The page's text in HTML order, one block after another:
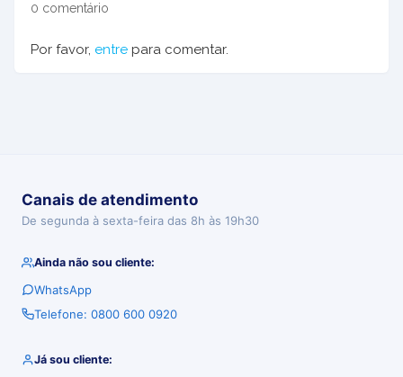
0 comentário
Por favor, entre para comentar.
Canais de atendimento
De segunda à sexta-feira das 8h às 19h30
Ainda não sou cliente:
WhatsApp
Telefone: 0800 600 0920
Já sou cliente: